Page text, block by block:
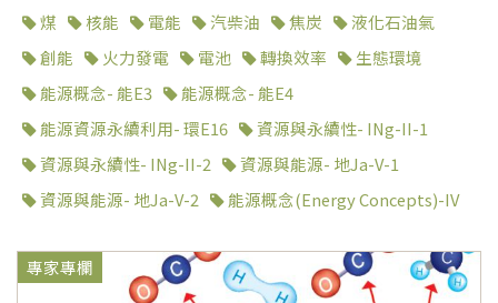
煤
核能 電能 汽柴油 焦炭
液化石油氣
創能
火力發電 電池 轉換效率
生態環境
能源概念- 能E3
能源概念- 能E4
能源資源永續利用- 環E16
資源與永續性- INg-II-1
資源與永續性- INg-II-2
資源與能源- 地Ja-V-1
資源與能源- 地Ja-V-2
能源概念(Energy Concepts)-IV
專家專欄